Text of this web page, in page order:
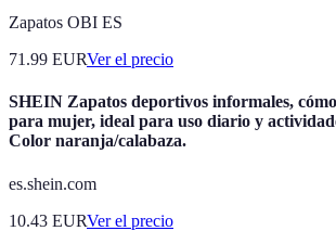
Zapatos OBI ES
71.99 EURVer el precio
SHEIN Zapatos deportivos informales,
para mujer, ideal para uso diario y
Color naranja/calabaza.
es.shein.com
10.43 EURVer el precio